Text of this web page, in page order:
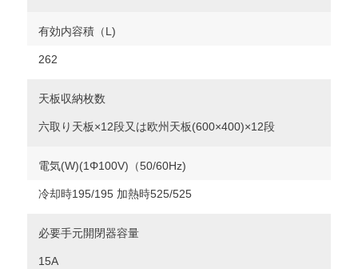
有効内容積（L)
262
天板収納枚数
六取り天板×12段又は欧州天板(600×400)×12段
電気(W)(1Φ100V)（50/60Hz)
冷却時195/195 加熱時525/525
必要手元開閉器容量
15A